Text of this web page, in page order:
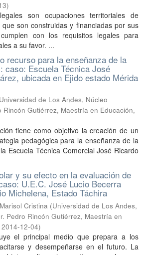
)
son ocupaciones territoriales de
son construidas y financiadas por sus
con los requisitos legales para
a su favor. ...
recurso para la enseñanza de la
caso: Escuela Técnica José
ubicada en Ejido estado Mérida
Universidad de Los Andes, Núcleo
Rincón Gutiérrez, Maestría en Educación,
tiene como objetivo la creación de un
pedagógica para la enseñanza de la
Escuela Técnica Comercial José Ricardo
y su efecto en la evaluación de
U.E.C. José Lucio Becerra
Michelena, Estado Táchira
Cristina (Universidad de Los Andes,
Pedro Rincón Gutiérrez, Maestría en
2014-12-04)
el principal medio que prepara a los
y desempeñarse en el futuro. La